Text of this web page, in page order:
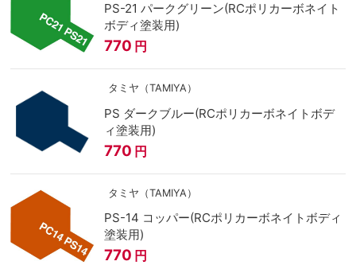
PS-21 パークグリーン(RCポリカーボネイト
ボディ塗装用)
770 円
タミヤ（TAMIYA）
PS ダークブルー(RCポリカーボネイトボデ
ィ塗装用)
770 円
タミヤ（TAMIYA）
PS-14 コッパー(RCポリカーボネイトボディ
塗装用)
770 円